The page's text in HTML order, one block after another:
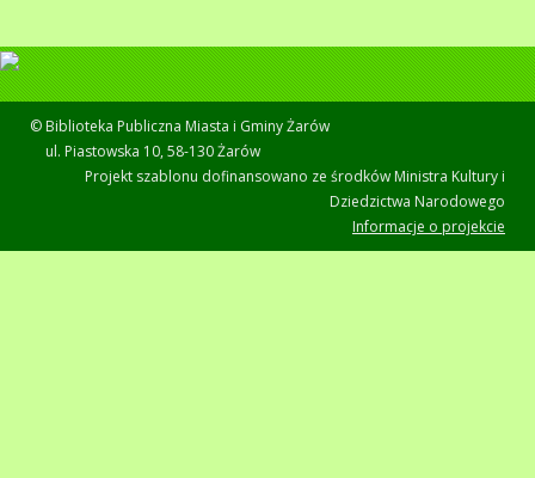
© Biblioteka Publiczna Miasta i Gminy Żarów
ul. Piastowska 10, 58-130 Żarów
Projekt szablonu dofinansowano ze środków Ministra Kultury i
Dziedzictwa Narodowego
Informacje o projekcie